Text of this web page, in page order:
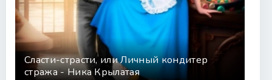
Сласти-страсти, или Личный кондитер
стража - Ника Крылатая